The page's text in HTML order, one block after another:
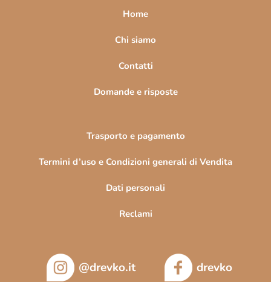
Home
Chi siamo
Contatti
Domande e risposte
Trasporto e pagamento
Termini d’uso e Condizioni generali di Vendita
Dati personali
Reclami
@drevko.it drevko